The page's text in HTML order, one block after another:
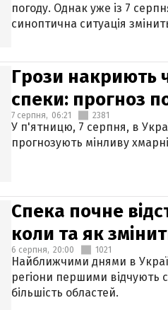
погоду. Однак уже із 7
синоптична ситуація
Грози накриють
спеки: прогноз
7 серпня, 06:21 2381
У п'ятницю, 7 серпня, в
прогнозують мінливу
Спека почне
коли та як
6 серпня, 20:00 1021
Найближчими днями в
регіони першими відчують
більшість областей.